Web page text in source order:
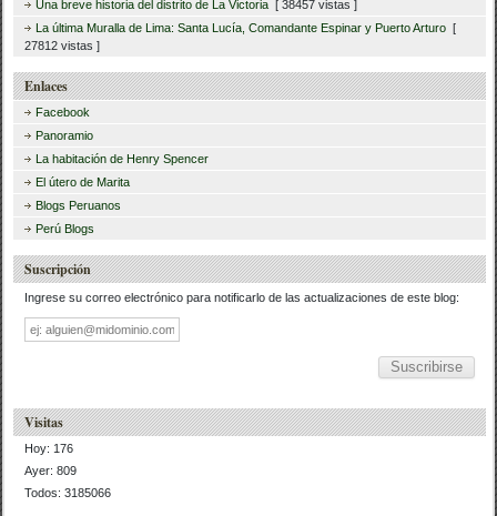
Una breve historia del distrito de La Victoria [ 38457 vistas ]
La última Muralla de Lima: Santa Lucía, Comandante Espinar y Puerto Arturo [
27812 vistas ]
Enlaces
Facebook
Panoramio
La habitación de Henry Spencer
El útero de Marita
Blogs Peruanos
Perú Blogs
Suscripción
Ingrese su correo electrónico para notificarlo de las actualizaciones de este blog:
Dirección
de
correo
Visitas
Hoy: 176
Ayer: 809
Todos: 3185066